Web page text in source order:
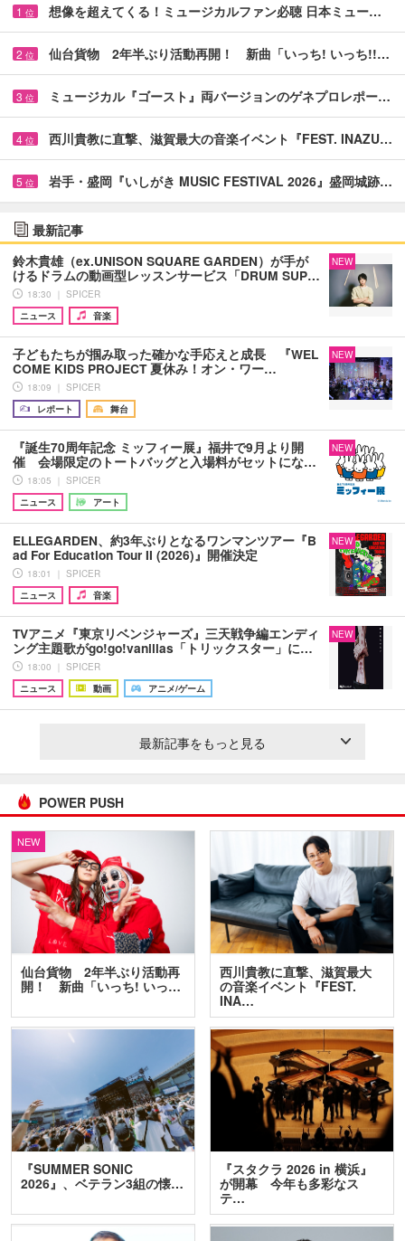
1 位 想像を超えてくる！ミュージカルファン必聴 日本ミュー…
2 位 仙台貨物 2年半ぶり活動再開！ 新曲「いっち! いっち!!…
3 位 ミュージカル『ゴースト』両バージョンのゲネプロレポー…
4 位 西川貴教に直撃、滋賀最大の音楽イベント『FEST. INAZU…
5 位 岩手・盛岡『いしがき MUSIC FESTIVAL 2026』盛岡城跡…
最新記事
鈴木貴雄（ex.UNISON SQUARE GARDEN）が手が
けるドラムの動画型レッスンサービス「DRUM SUP…
18:30 ｜ SPICER
ニュース
音楽
NEW
子どもたちが掴み取った確かな手応えと成長 『WEL
COME KIDS PROJECT 夏休み！オン・ワー…
18:09 ｜ SPICER
レポート
舞台
NEW
『誕生70周年記念 ミッフィー展』福井で9月より開
催 会場限定のトートバッグと入場料がセットにな…
18:05 ｜ SPICER
ニュース
アート
NEW
ELLEGARDEN、約3年ぶりとなるワンマンツアー『B
ad For Education Tour II (2026)』開催決定
18:01 ｜ SPICER
ニュース
音楽
NEW
TVアニメ『東京リベンジャーズ』三天戦争編エンディ
ング主題歌がgo!go!vanillas「トリックスター」に…
18:00 ｜ SPICER
ニュース
動画 アニメ/ゲーム
NEW
最新記事をもっと見る
POWER PUSH
NEW
仙台貨物 2年半ぶり活動再
開！ 新曲「いっち! いっ…
西川貴教に直撃、滋賀最大
の音楽イベント『FEST.
INA…
『SUMMER SONIC
2026』、ベテラン3組の懐…
『スタクラ 2026 in 横浜』
が開幕 今年も多彩なス
テ…